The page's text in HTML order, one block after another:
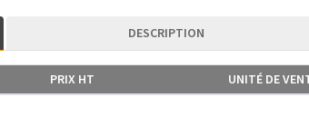
DESCRIPTION
PRIX HT UNITÉ DE